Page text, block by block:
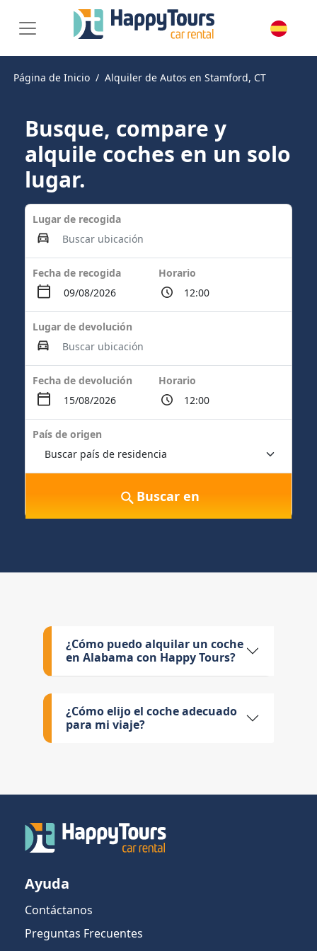
Página de Inicio Alquiler de Autos en Stamford, CT
Busque, compare y
alquile coches en un solo
lugar.
Lugar de recogida
Fecha de recogida Horario
Lugar de devolución
Fecha de devolución Horario
País de origen
Buscar en
¿Cómo puedo alquilar un coche
en Alabama con Happy Tours?
¿Cómo elijo el coche adecuado
para mi viaje?
Ayuda
Contáctanos
Preguntas Frecuentes